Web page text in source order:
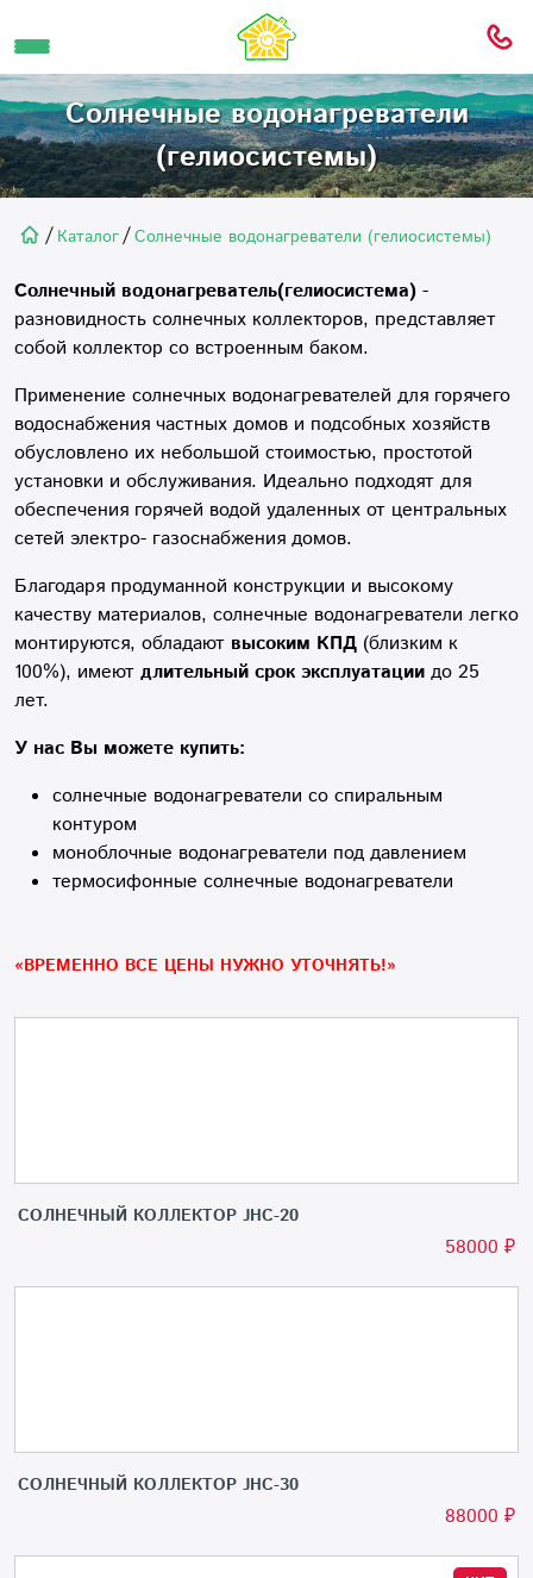
Солнечные водонагреватели
(гелиосистемы)
/ Каталог/Солнечные водонагреватели (гелиосистемы)
Солнечный водонагреватель(гелиосистема) -
разновидность солнечных коллекторов, представляет
собой коллектор со встроенным баком.
Применение солнечных водонагревателей для горячего
водоснабжения частных домов и подсобных хозяйств
обусловлено их небольшой стоимостью, простотой
установки и обслуживания. Идеально подходят для
обеспечения горячей водой удаленных от центральных
сетей электро- газоснабжения домов.
Благодаря продуманной конструкции и высокому
качеству материалов, солнечные водонагреватели легко
монтируются, обладают высоким КПД (близким к
100%), имеют длительный срок эксплуатации до 25
лет.
У нас Вы можете купить:
солнечные водонагреватели со спиральным
контуром
моноблочные водонагреватели под давлением
термосифонные солнечные водонагреватели
«ВРЕМЕННО ВСЕ ЦЕНЫ НУЖНО УТОЧНЯТЬ!»
СОЛНЕЧНЫЙ КОЛЛЕКТОР JHC-20
58000 ₽
СОЛНЕЧНЫЙ КОЛЛЕКТОР JHC-30
88000 ₽